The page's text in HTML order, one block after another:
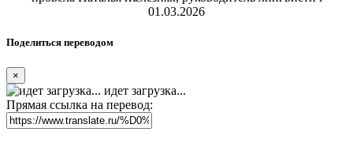
01.03.2026
Поделиться переводом
×
идет загрузка...
Прямая ссылка на перевод: